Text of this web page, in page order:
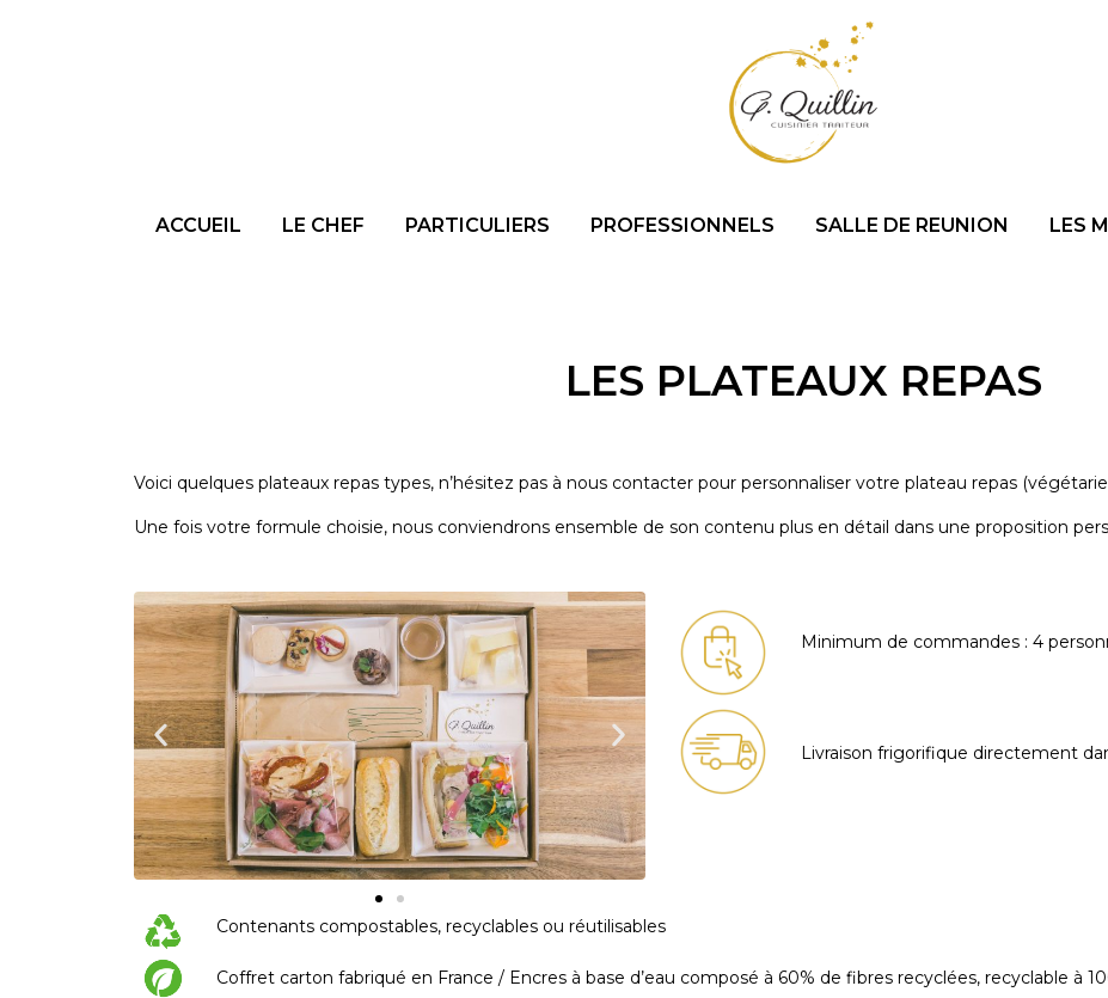
ACCUEIL LE CHEF PARTICULIERS PROFESSIONNELS SALLE DE REUNION LES
LES PLATEAUX REPAS
Voici quelques plateaux repas types, n’hésitez pas à nous contacter pour personnaliser votre plateau repas
Une fois votre formule choisie, nous conviendrons ensemble de son contenu plus en détail dans une proposition
Minimum de commandes : 4
Livraison frigorifique directement
Contenants compostables, recyclables ou réutilisables
Coffret carton fabriqué en France / Encres à base d’eau composé à 60% de fibres recyclées, recyclable à